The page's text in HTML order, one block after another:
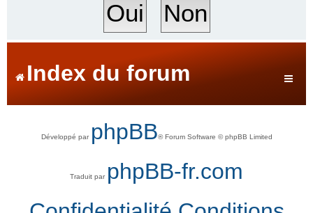
h
e
Index du forum
Développé par phpBB® Forum Software © phpBB Limited
Traduit par phpBB-fr.com